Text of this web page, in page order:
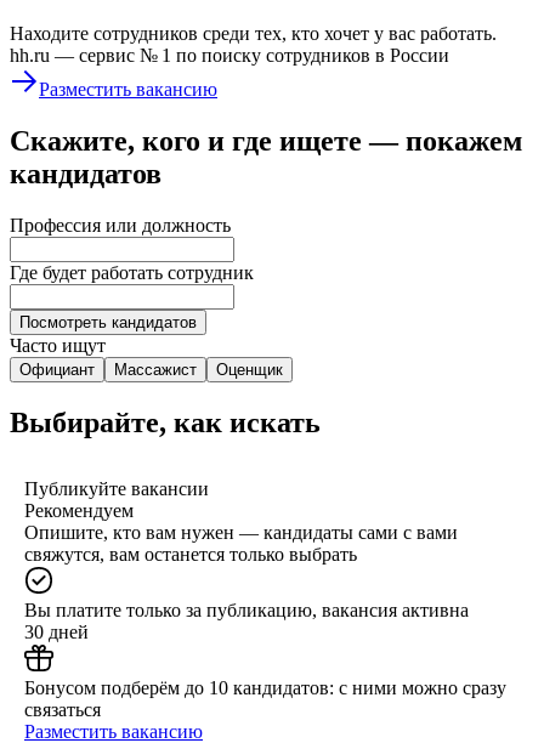
Находите сотрудников среди тех, кто хочет у вас работать.
hh.ru — сервис № 1 по поиску сотрудников в России
Разместить вакансию
Скажите, кого и где ищете — покажем
кандидатов
Профессия или должность
Где будет работать сотрудник
Посмотреть кандидатов
Часто ищут
Официант Массажист Оценщик
Выбирайте, как искать
Публикуйте вакансии
Рекомендуем
Опишите, кто вам нужен — кандидаты сами с вами
свяжутся, вам останется только выбрать
Вы платите только за публикацию, вакансия активна
30 дней
Бонусом подберём до 10 кандидатов: с ними можно сразу
связаться
Разместить вакансию